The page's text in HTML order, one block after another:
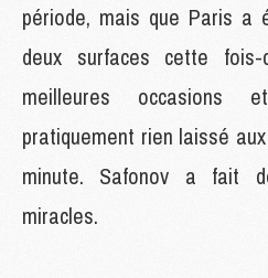
période, mais que Paris a
deux surfaces cette
meilleures
pratiquement rien laissé
minute. Safonov a fait
miracles.